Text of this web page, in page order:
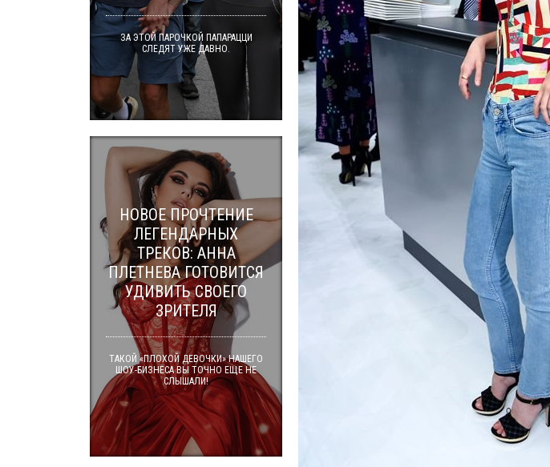
ЗА ЭТОЙ ПАРОЧКОЙ ПАПАРАЦЦИ
СЛЕДЯТ УЖЕ ДАВНО.
НОВОЕ ПРОЧТЕНИЕ
ЛЕГЕНДАРНЫХ
ТРЕКОВ: АННА
ПЛЕТНЕВА ГОТОВИТСЯ
УДИВИТЬ СВОЕГО
ЗРИТЕЛЯ
ТАКОЙ «ПЛОХОЙ ДЕВОЧКИ» НАШЕГО
ШОУ-БИЗНЕСА ВЫ ТОЧНО ЕЩЕ НЕ
СЛЫШАЛИ!